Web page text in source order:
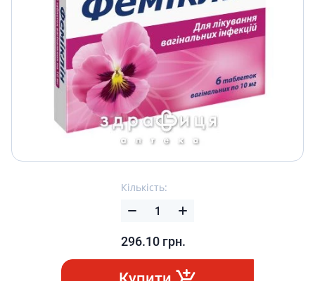
Кількість:
296.10 грн.